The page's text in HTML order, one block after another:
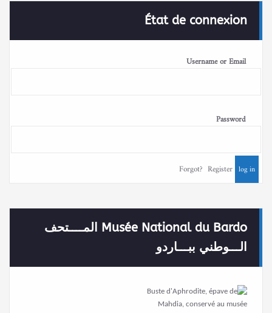
État de connexion
Username or Email
Password
Forgot? Register
Musée National du Bardo المــــتحف
الـــوطني ببـــاردو